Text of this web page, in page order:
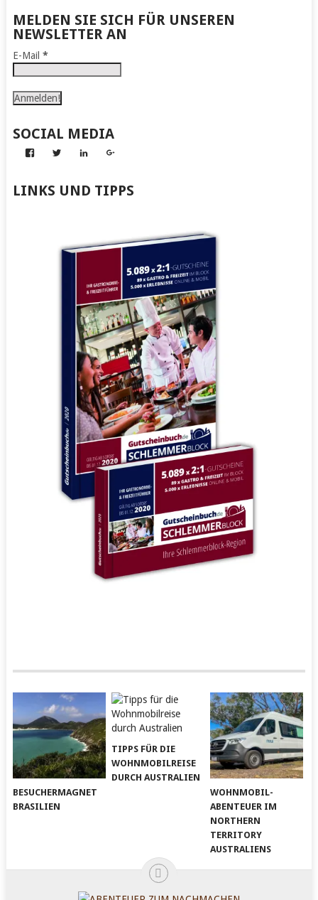
MELDEN SIE SICH FÜR UNSEREN
NEWSLETTER AN
E-Mail *
SOCIAL MEDIA
Profil
Nachmachen
Profil
Kapff
Profil
Kapff
Profil
Kapff
LINKS UND TIPPS
BESUCHERMAGNET
BRASILIEN
TIPPS FÜR DIE
WOHNMOBILREISE
DURCH AUSTRALIEN
WOHNMOBIL-
ABENTEUER IM
NORTHERN
TERRITORY
AUSTRALIENS